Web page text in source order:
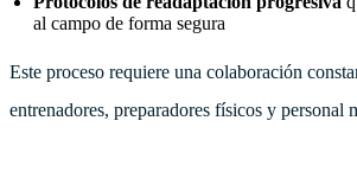
al campo de forma segura
Este proceso requiere una colaboración
entrenadores, preparadores físicos y personal